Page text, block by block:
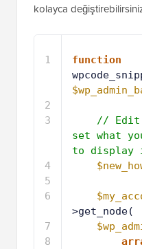
kolayca
1
2
3
4
5
6
7
8
function
// Edit
set what
to display
>get_node(